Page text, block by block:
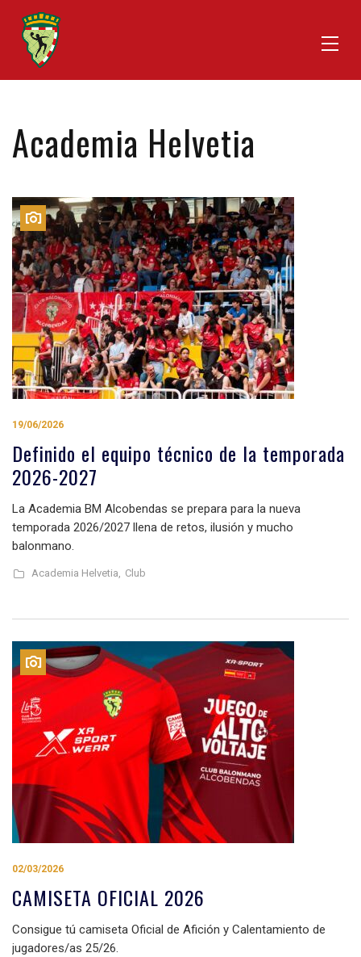
Academia Helvetia
19/06/2026
Definido el equipo técnico de la temporada
2026-2027
La Academia BM Alcobendas se prepara para la nueva
temporada 2026/2027 llena de retos, ilusión y mucho
balonmano.
Academia Helvetia, Club
02/03/2026
CAMISETA OFICIAL 2026
Consigue tú camiseta Oficial de Afición y Calentamiento de
jugadores/as 25/26.